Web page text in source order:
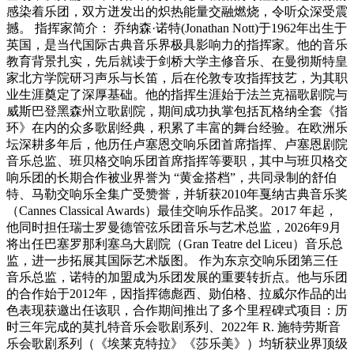
感染着乐团，双方迸发出的炽热能量交融燃烧，令听众深受震
撼。 指挥家简介： 乔纳森·诺特(Jonathan Nott)于1962年出生于
英国，是当代国际古典音乐界极具影响力的指挥家。他的音乐
教育背景扎实，先后就读于剑桥大学主修音乐、在曼彻斯特皇
家北方学院研习声乐与长笛，后在伦敦专攻指挥技艺，为其职
业生涯奠定了深厚基础。他的指挥生涯始于法兰克福歌剧院与
威斯巴登黑森州立歌剧院，期间成功执掌包括瓦格纳全套《指
环》在内的众多歌剧经典，积累了丰富的舞台经验。在欧洲乐
坛深耕多年后，他历任卢塞恩交响乐团首席指挥、卢塞恩剧院
音乐总监、班贝格交响乐团首席指挥等要职，其中与班贝格交
响乐团的长期合作被业界誉为 “黄金搭档”，共同录制的舒伯
特、马勒交响乐全集广受赞誉，并斩获2010年戛纳古典音乐奖
（Cannes Classical Awards）最佳交响乐作品奖。2017 年起，
他同时担任瑞士罗曼德管弦乐团音乐与艺术总监，2026年9月
将出任巴塞罗那利塞乌大剧院（Gran Teatre del Liceu）音乐总
监，进一步拓展其国际艺术版图。 作为东京交响乐团第三任
音乐总监，诺特的加盟成为乐团发展的重要转折点。他与乐团
的合作始于2012年，因指挥德彪西、勋伯格、拉威尔作品的出
色表现获邀出任该职，合作期间推出了多个里程碑式项目：历
时三年完成的莫扎特音乐会歌剧系列、2022年 R. 施特劳斯音
乐会歌剧系列（《埃莱克特拉》《莎乐美》）均斩获业界顶级